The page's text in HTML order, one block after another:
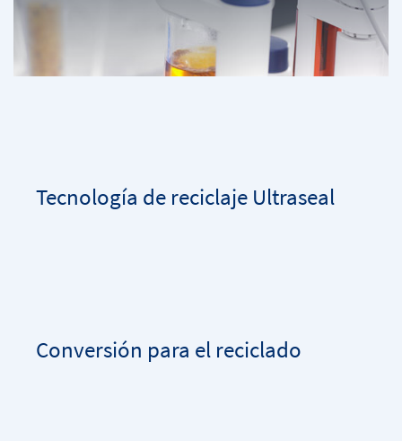
Tecnología de reciclaje Ultraseal
Conversión para el reciclado